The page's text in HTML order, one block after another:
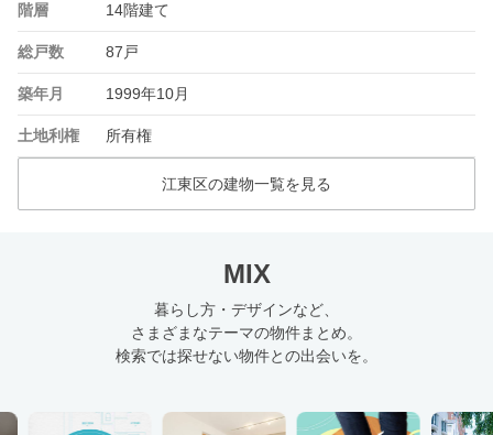
階層 14階建て
総戸数 87戸
築年月 1999年10月
土地利権 所有権
江東区の建物一覧を見る
MIX
暮らし方・デザインなど、
さまざまなテーマの物件まとめ。
検索では探せない物件との出会いを。